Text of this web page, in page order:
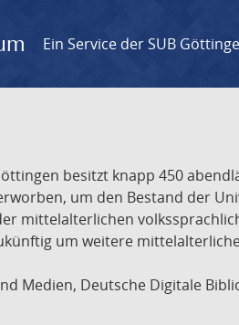
Ein Service der SUB
besitzt knapp 450
um den Bestand der
mittelalterlichen
um weitere
Medien, Deutsche Digitale